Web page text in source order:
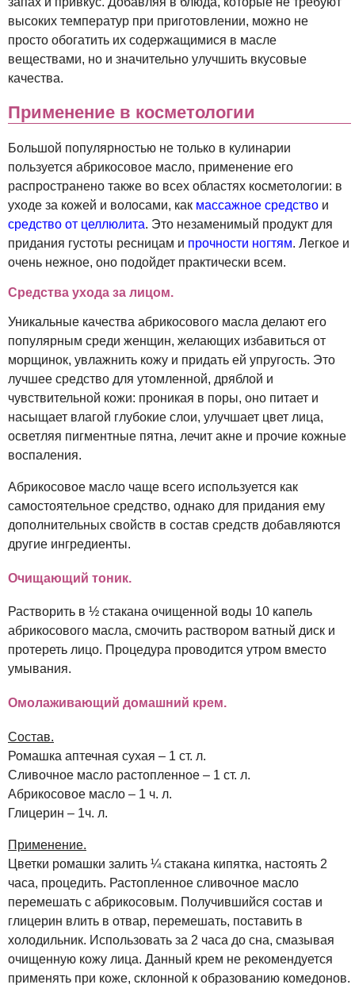
высоких температур при приготовлении, можно не
просто обогатить их содержащимися в масле
веществами, но и значительно улучшить вкусовые
качества.
Применение в косметологии
Большой популярностью не только в кулинарии
пользуется абрикосовое масло, применение его
распространено также во всех областях косметологии: в
уходе за кожей и волосами, как массажное средство и
средство от целлюлита. Это незаменимый продукт для
придания густоты ресницам и прочности ногтям. Легкое и
очень нежное, оно подойдет практически всем.
Средства ухода за лицом.
Уникальные качества абрикосового масла делают его
популярным среди женщин, желающих избавиться от
морщинок, увлажнить кожу и придать ей упругость. Это
лучшее средство для утомленной, дряблой и
чувствительной кожи: проникая в поры, оно питает и
насыщает влагой глубокие слои, улучшает цвет лица,
осветляя пигментные пятна, лечит акне и прочие кожные
воспаления.
Абрикосовое масло чаще всего используется как
самостоятельное средство, однако для придания ему
дополнительных свойств в состав средств добавляются
другие ингредиенты.
Очищающий тоник.
Растворить в ½ стакана очищенной воды 10 капель
абрикосового масла, смочить раствором ватный диск и
протереть лицо. Процедура проводится утром вместо
умывания.
Омолаживающий домашний крем.
Состав.
Ромашка аптечная сухая – 1 ст. л.
Сливочное масло растопленное – 1 ст. л.
Абрикосовое масло – 1 ч. л.
Глицерин – 1ч. л.
Применение.
Цветки ромашки залить ¼ стакана кипятка, настоять 2
часа, процедить. Растопленное сливочное масло
перемешать с абрикосовым. Получившийся состав и
глицерин влить в отвар, перемешать, поставить в
холодильник. Использовать за 2 часа до сна, смазывая
очищенную кожу лица. Данный крем не рекомендуется
применять при коже, склонной к образованию комедонов.